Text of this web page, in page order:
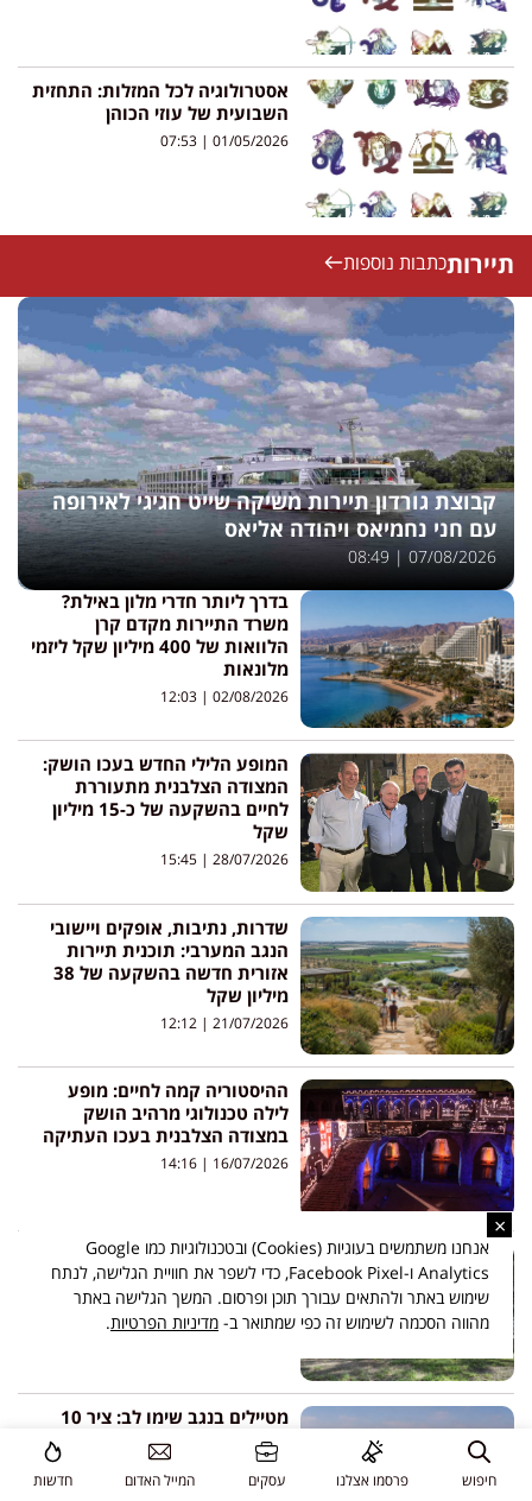
אסטרולוגיה לכל המזלות: התחזית
השבועית של עוזי הכוהן
01/05/2026
תיירותכתבות נוספות
קבוצת גורדון תיירות משיקה שייט חגיגי לאירופה
עם חני נחמיאס ויהודה אליאס
07/08/2026
08:49
בדרך ליותר חדרי מלון באילת?
משרד התיירות מקדם קרן
הלוואות של 400 מיליון שקל ליזמי
מלונאות
02/08/2026
המופע הלילי החדש בעכו הושק:
המצודה הצלבנית מתעוררת
לחיים בהשקעה של כ-15 מיליון
שקל
28/07/2026
שדרות, נתיבות, אופקים ויישובי
הנגב המערבי: תוכנית תיירות
אזורית חדשה בהשקעה של 38
מיליון שקל
21/07/2026
ההיסטוריה קמה לחיים: מופע
לילה טכנולוגי מרהיב הושק
במצודה הצלבנית בעכו העתיקה
16/07/2026
לא דרך החדשות: שדרות מזמינה
תיירים מהעולם לפגוש את העיר
שאחרי 7 באוקטובר
13/07/2026
12:03
מטיילים בנגב שימו לב: ציר 10
ייפתח בסופי השבוע עד סוף
אוגוסט
09/07/2026 חיפוש פרסמו אצלנו עסקים המייל האדום חדשות
×
אנחנו משתמשים בעוגיות (Cookies) ובטכנולוגיות כמו Google
Analytics ו-Facebook Pixel, כדי לשפר את חוויית הגלישה, לנתח
שימוש באתר ולהתאים עבורך תוכן ופרסום. המשך הגלישה באתר
מהווה הסכמה לשימוש זה כפי שמתואר ב- מדיניות הפרטיות.